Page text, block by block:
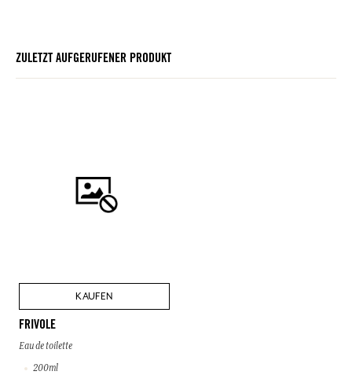
ZULETZT AUFGERUFENER PRODUKT
KAUFEN
FRIVOLE
Eau de toilette
200ml